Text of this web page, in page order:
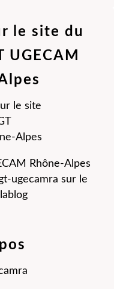
le site du
UGECAM
Rhône-Alpes
ugecamra sur le